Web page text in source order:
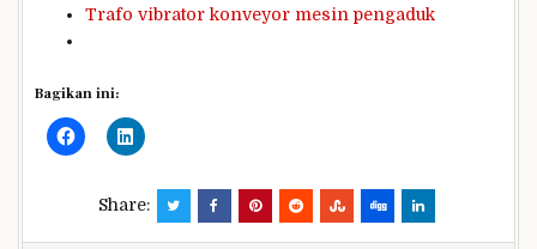
Trafo vibrator konveyor mesin pengaduk
Bagikan ini:
Share: